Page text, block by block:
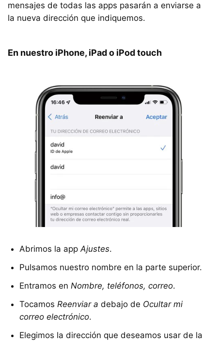
mensajes de todas las apps pasarán a enviarse a
la nueva dirección que indiquemos.
En nuestro iPhone, iPad o iPod touch
Abrimos la appAjustes.
Pulsamos nuestro nombre en la parte superior.
Entramos en Nombre, teléfonos, correo.
Tocamos Reenviar a debajo de Ocultar mi
correo electrónico.
Elegimos la dirección que deseamos usar de la